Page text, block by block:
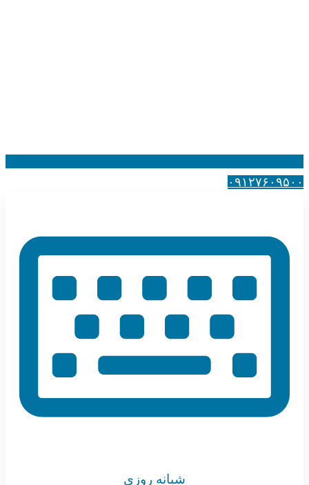
۰۹۱۲۷۶۰۹۵۰۰
شبانه روزی